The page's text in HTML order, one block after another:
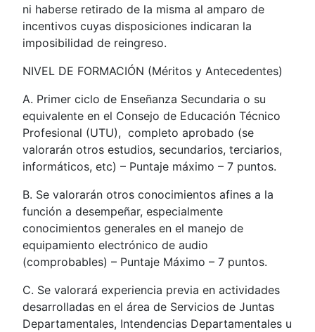
ni haberse retirado de la misma al amparo de
incentivos cuyas disposiciones indicaran la
imposibilidad de reingreso.
NIVEL DE FORMACIÓN (Méritos y Antecedentes)
A. Primer ciclo de Enseñanza Secundaria o su
equivalente en el Consejo de Educación Técnico
Profesional (UTU), completo aprobado (se
valorarán otros estudios, secundarios, terciarios,
informáticos, etc) – Puntaje máximo – 7 puntos.
B. Se valorarán otros conocimientos afines a la
función a desempeñar, especialmente
conocimientos generales en el manejo de
equipamiento electrónico de audio
(comprobables) – Puntaje Máximo – 7 puntos.
C. Se valorará experiencia previa en actividades
desarrolladas en el área de Servicios de Juntas
Departamentales, Intendencias Departamentales u